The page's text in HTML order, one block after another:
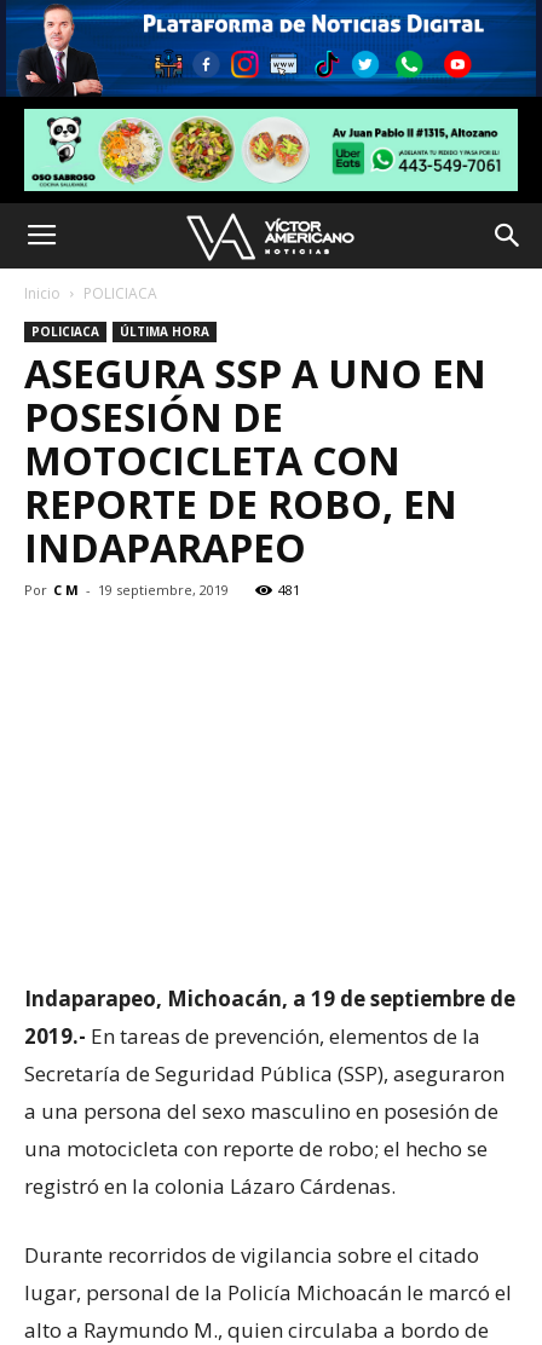
Inicio POLICIACA
POLICIACA ÚLTIMA HORA
ASEGURA SSP A UNO EN
POSESIÓN DE
MOTOCICLETA CON
REPORTE DE ROBO, EN
INDAPARAPEO
Por C M - 19 septiembre, 2019 481
Indaparapeo, Michoacán, a 19 de septiembre de
2019.- En tareas de prevención, elementos de la
Secretaría de Seguridad Pública (SSP), aseguraron
a una persona del sexo masculino en posesión de
una motocicleta con reporte de robo; el hecho se
registró en la colonia Lázaro Cárdenas.
Durante recorridos de vigilancia sobre el citado
lugar, personal de la Policía Michoacán le marcó el
alto a Raymundo M., quien circulaba a bordo de